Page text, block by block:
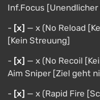
Inf.Focus [Unendlicher
- [х] — х (No Reload
[Kein Streuung]
- [х] — х (No Recoil
Aim Sniper [Ziel geht
- [х] — х (Rapid Fire